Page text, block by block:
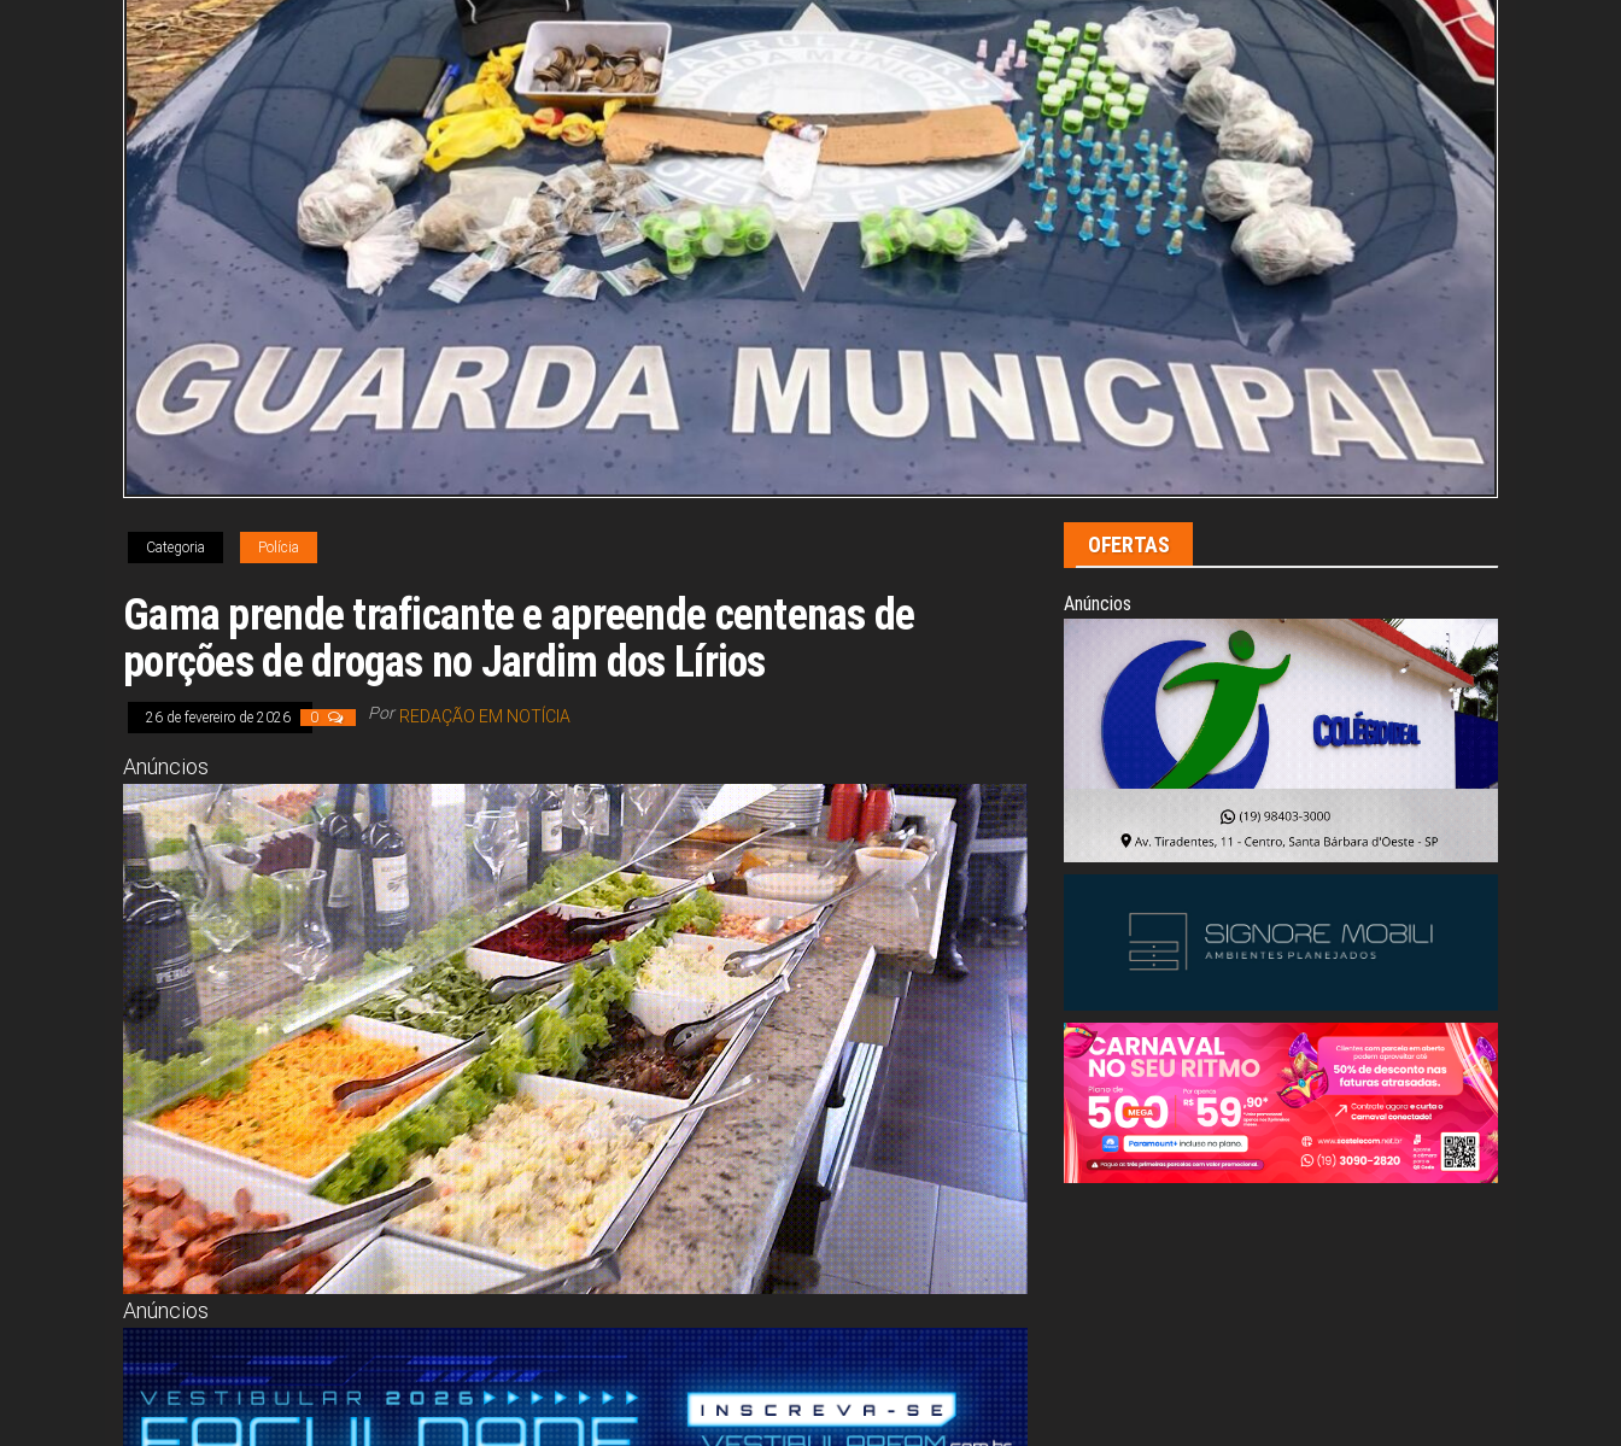
Congresso, Câmara
dos Deputados,
Assembleia
Rio de Janeiro,
Brasília, Nordeste,
Norte, Centro-
Oeste, Sul, Sudeste,
Gastronomia,
Vinhos, Bebidas,
Cervejas, Comida,
Receitas, Chef, RH,
Emprego,
Empreendedorismo,
Negócios,
Oportunidades,
Categoria Polícia
Gama prende traficante e apreende centenas de
porções de drogas no Jardim dos Lírios
26 de fevereiro de 2026 0 Por REDAÇÃO EM NOTÍCIA
Anúncios
Anúncios
OFERTAS
Anúncios